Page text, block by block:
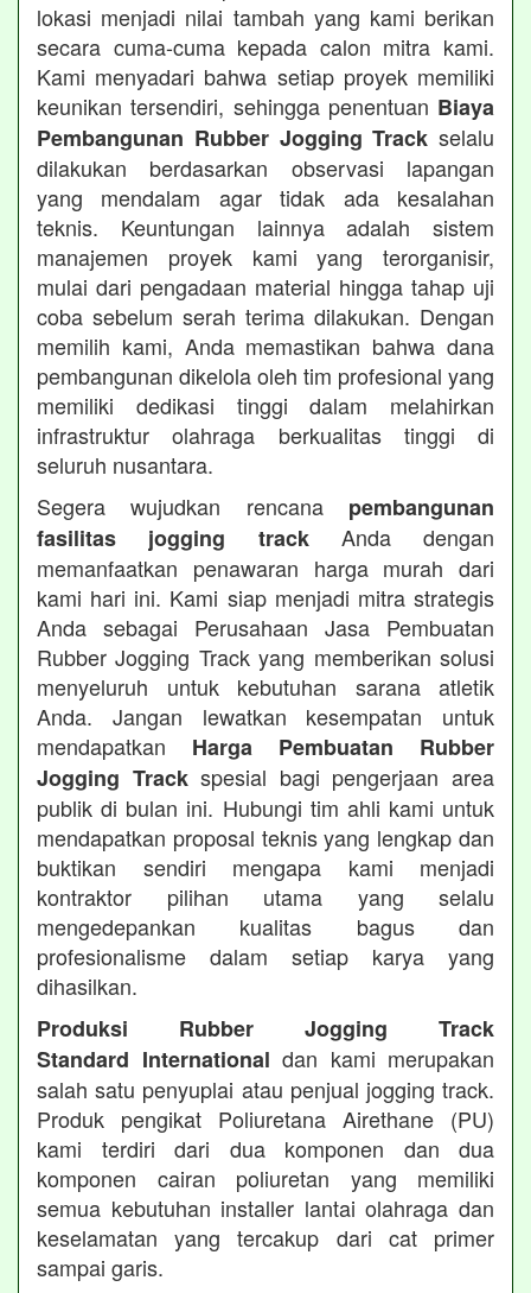
lokasi menjadi nilai tambah yang kami berikan
secara cuma-cuma kepada calon mitra kami.
Kami menyadari bahwa setiap proyek memiliki
keunikan tersendiri, sehingga penentuan Biaya
Pembangunan Rubber Jogging Track selalu
dilakukan berdasarkan observasi lapangan
yang mendalam agar tidak ada kesalahan
teknis. Keuntungan lainnya adalah sistem
manajemen proyek kami yang terorganisir,
mulai dari pengadaan material hingga tahap uji
coba sebelum serah terima dilakukan. Dengan
memilih kami, Anda memastikan bahwa dana
pembangunan dikelola oleh tim profesional yang
memiliki dedikasi tinggi dalam melahirkan
infrastruktur olahraga berkualitas tinggi di
seluruh nusantara.
Segera wujudkan rencana pembangunan
fasilitas jogging trackAnda dengan
memanfaatkan penawaran harga murah dari
kami hari ini. Kami siap menjadi mitra strategis
Anda sebagai Perusahaan Jasa Pembuatan
Rubber Jogging Track yang memberikan solusi
menyeluruh untuk kebutuhan sarana atletik
Anda. Jangan lewatkan kesempatan untuk
mendapatkan Harga Pembuatan Rubber
Jogging Trackspesial bagi pengerjaan area
publik di bulan ini. Hubungi tim ahli kami untuk
mendapatkan proposal teknis yang lengkap dan
buktikan sendiri mengapa kami menjadi
kontraktor pilihan utama yang selalu
mengedepankan kualitas bagus dan
profesionalisme dalam setiap karya yang
dihasilkan.
Produksi Rubber Jogging Track
Standard International dan kami merupakan
salah satu penyuplai atau penjual jogging track.
Produk pengikat Poliuretana Airethane (PU)
kami terdiri dari dua komponen dan dua
komponen cairan poliuretan yang memiliki
semua kebutuhan installer lantai olahraga dan
keselamatan yang tercakup dari cat primer
sampai garis.